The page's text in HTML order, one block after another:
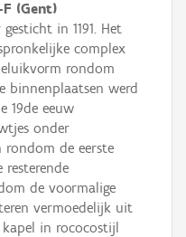
F (Gent)
gesticht in 1191. Het
complex
rondom
binnenplaatsen werd
19de eeuw
onder
rondom de eerste
resterende
de voormalige
vermoedelijk uit
kapel in rococostijl